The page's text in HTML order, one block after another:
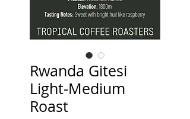
Rwanda Gitesi
Light-Medium
Roast